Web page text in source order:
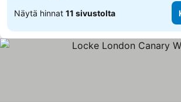
Näytä hinnat 11 sivustolta